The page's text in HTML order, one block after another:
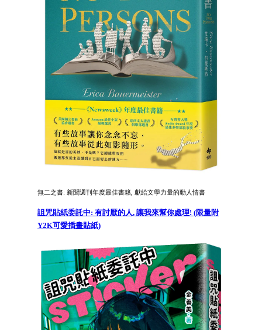
無二之書: 新聞週刊年度最佳書籍, 獻給文學力量的動人情書
詛咒貼紙委託中: 有討厭的人, 讓我來幫你處理! (限量附
Y2K可愛插畫貼紙)